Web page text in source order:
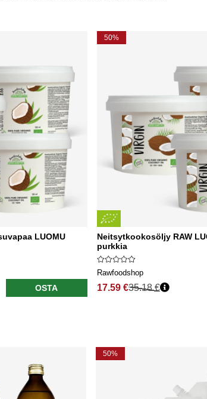
– niin helppoja, että jopa kummitukset voivat
LUOMU
OSTA
50%
Neitsytkookosöljy RAW
purkkia
Rawfoodshop
17.59 €35.18 €
50%